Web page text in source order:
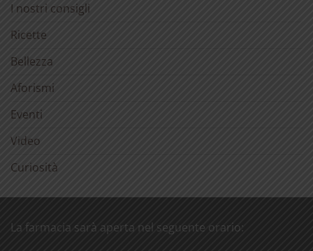
I nostri consigli
Ricette
Bellezza
Aforismi
Eventi
Video
Curiosità
La farmacia sarà aperta nel seguente orario: